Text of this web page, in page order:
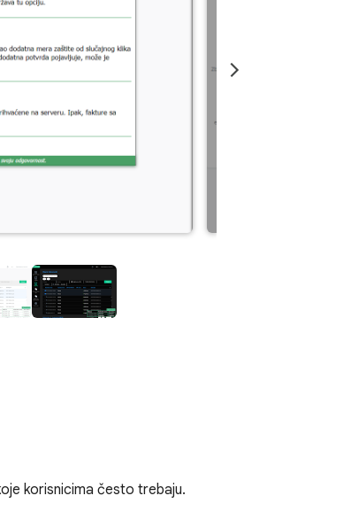
korisnicima često trebaju.